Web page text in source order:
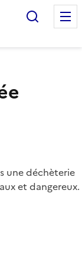
une déchèterie
et dangereux.